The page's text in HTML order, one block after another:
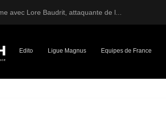
avec Lore Baudrit, attaquante de l...
Edito Ligue Magnus Equipes de France